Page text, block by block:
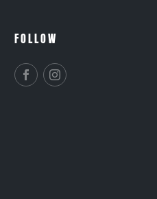
FOLLOW